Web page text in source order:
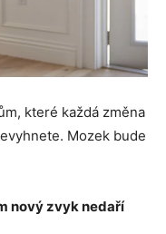
které každá změna
Mozek bude
nový zvyk nedaří